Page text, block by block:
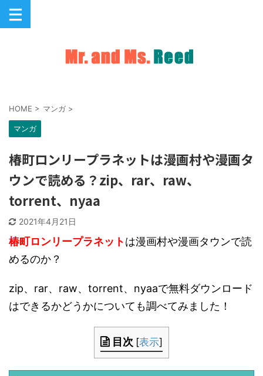
HOME > マンガ >
マンガ
椿町ロンリープラネットは漫画村や漫画タ
ウンで読める？zip、rar、raw、
torrent、nyaa
2021年4月21日
椿町ロンリープラネットは漫画村や漫画タウンで読
めるのか？
zip、rar、raw、torrent、nyaaで無料ダウンロード
はできるかどうかについても調べてみました！
目次 [表示]